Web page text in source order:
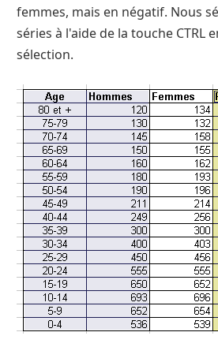
femmes, mais en négatif. Nous
séries à l'aide de la touche CTRL
sélection.